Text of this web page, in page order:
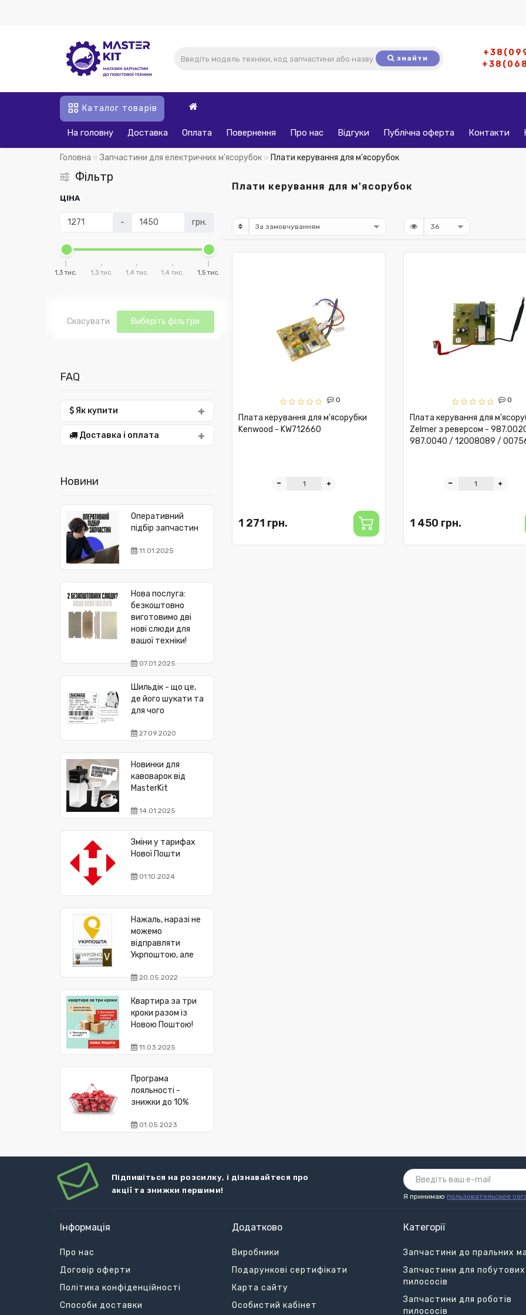
знайти
Каталог товарів
На головну Доставка Оплата Повернення Про нас Відгуки Публічна оферта Контакти
Головна Запчастини для електричних м'ясорубок Плати керування для м'ясорубок
Фільтр
ЦІНА
- грн.
1,3 тис. 1,3 тис. 1,4 тис. 1,4 тис. 1,5 тис.
Скасувати Виберіть фільтри
FAQ
Як купити
Доставка і оплата
Новини
Оперативний
підбір запчастин
11.01.2025
Нова послуга:
безкоштовно
виготовимо дві
нові слюди для
вашої техніки!
07.01.2025
Шильдік - що це,
де його шукати та
для чого
27.09.2020
Новинки для
кавоварок від
MasterKit
14.01.2025
Зміни у тарифах
Нової Пошти
01.10.2024
Нажаль, наразі не
можемо
відправляти
Укрпоштою, але
20.05.2022
Квартира за три
кроки разом із
Новою Поштою!
11.03.2025
Програма
лояльності -
знижки до 10%
01.05.2023
Плати керування для м'ясорубок
0
Плата керування для м'ясорубки
Kenwood - KW712660
1 271 грн.
0
Плата керування для
Zelmer з реверсом -
987.0040 / 12008089 /
1 450 грн.
Підпишіться на розсилку, і дізнавайтеся про
акції та знижки першими!
Я принимаю пользовательское
Інформація
Про нас
Договір оферти
Політика конфіденційності
Способи доставки
Додатково
Виробники
Подарункові сертифікати
Карта сайту
Особистий кабінет
Категорії
Запчастини до пральних
Запчастини для побутових
пилососів
Запчастини для роботів
пилососів